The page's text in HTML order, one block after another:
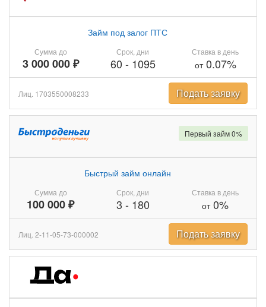
Сумма до
3 000 000 ₽
Займ под залог ПТС
Срок, дни
60 - 1095
Ставка в день
от0.07%
Лиц. 1703550008233 Подать заявку
Сумма до
100 000 ₽
Быстрый займ онлайн
Срок, дни
3 - 180
Ставка в день
от0%
Первый займ 0%
Лиц. 2-11-05-73-000002 Подать заявку